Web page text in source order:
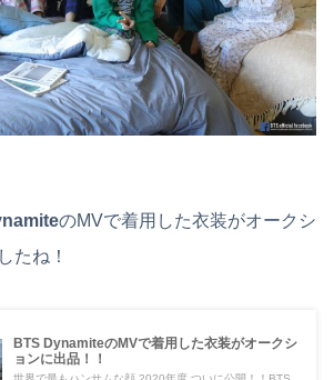
のMVで着用した衣装がオークシ
たね！
BTS DynamiteのMVで着用した衣装がオークシ
ョンに出品！！